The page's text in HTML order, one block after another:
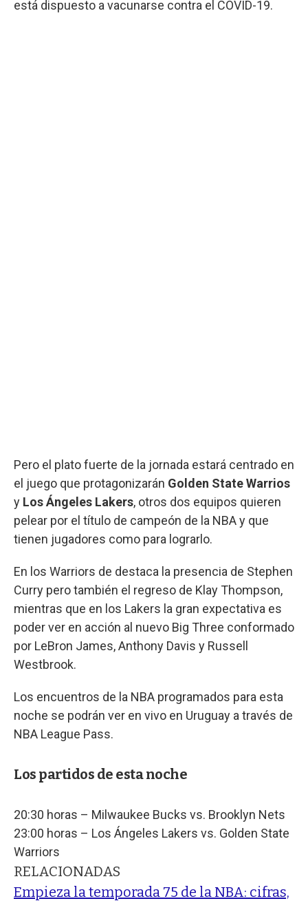
está dispuesto a vacunarse contra el COVID-19.
Pero el plato fuerte de la jornada estará centrado en
el juego que protagonizarán Golden State Warrios
y Los Ángeles Lakers, otros dos equipos quieren
pelear por el título de campeón de la NBA y que
tienen jugadores como para lograrlo.
En los Warriors de destaca la presencia de Stephen
Curry pero también el regreso de Klay Thompson,
mientras que en los Lakers la gran expectativa es
poder ver en acción al nuevo Big Three conformado
por LeBron James, Anthony Davis y Russell
Westbrook.
Los encuentros de la NBA programados para esta
noche se podrán ver en vivo en Uruguay a través de
NBA League Pass.
Los partidos de esta noche
20:30 horas – Milwaukee Bucks vs. Brooklyn Nets
23:00 horas – Los Ángeles Lakers vs. Golden State
Warriors
RELACIONADAS
Empieza la temporada 75 de la NBA: cifras,